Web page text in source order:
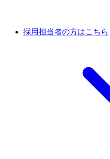
採用担当者の方はこちら